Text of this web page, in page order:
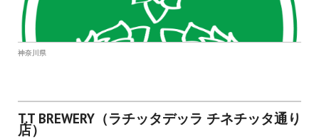
神奈川県
T.T BREWERY（ラチッタデッラ チネチッタ通り
店）